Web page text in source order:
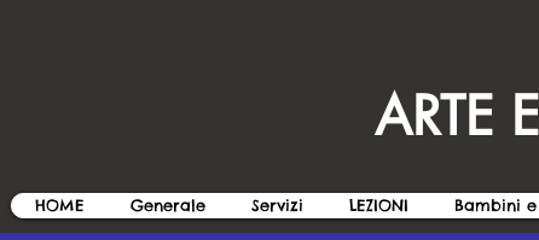
ARTE
HOME Generale Servizi LEZIONI Bambini